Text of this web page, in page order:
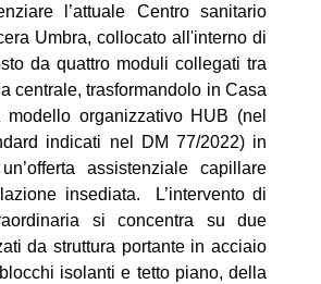
l’attuale Centro sanitario
Umbra, collocato all'interno di
da quattro moduli collegati tra
centrale, trasformandolo in Casa
organizzativo HUB (nel
indicati nel DM 77/2022) in
assistenziale capillare
insediata. L’intervento di
si concentra su due
da struttura portante in acciaio
isolanti e tetto piano, della